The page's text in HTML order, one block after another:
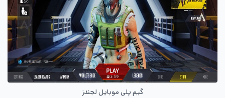
گیم پلی موبایل لجندز